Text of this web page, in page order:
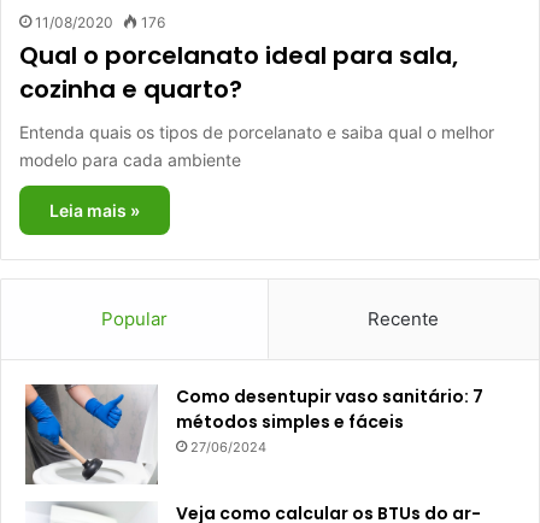
11/08/2020 176
Qual o porcelanato ideal para sala,
cozinha e quarto?
Entenda quais os tipos de porcelanato e saiba qual o melhor
modelo para cada ambiente
Leia mais »
Popular Recente
Como desentupir vaso sanitário: 7
métodos simples e fáceis
27/06/2024
Veja como calcular os BTUs do ar-